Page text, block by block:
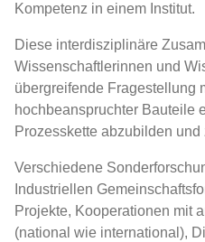
Mitgliedschaft
Kompetenz in einem Institut.
Diese interdisziplinäre
Wissenschaftlerinnen und
übergreifende Fragestellung
hochbeanspruchter Bauteile
Prozesskette abzubilden und
Verschiedene
Industriellen
Projekte, Kooperationen mit
(national wie international),